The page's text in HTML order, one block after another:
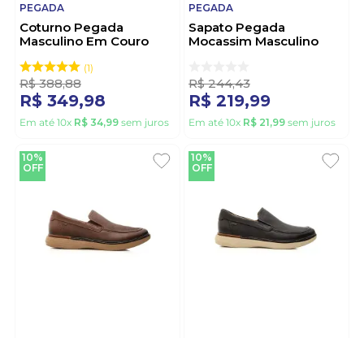
PEGADA
Coturno Pegada
Masculino Em Couro
1
R$ 388,88
R$ 349,98
Em até 10x R$ 34,99 sem juros
PEGADA
Sapato Pegada
Mocassim Masculino
R$ 244,43
R$ 219,99
Em até 10x R$ 21,99 sem juros
10%
OFF
10%
OFF